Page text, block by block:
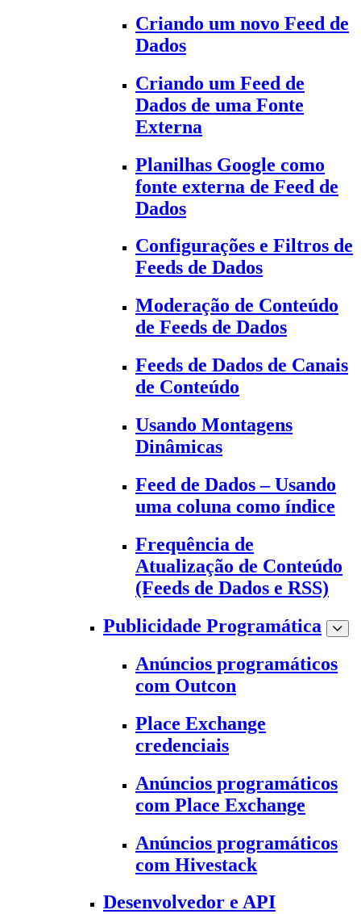
Criando um novo Feed de
Dados
Criando um Feed de
Dados de uma Fonte
Externa
Planilhas Google como
fonte externa de Feed de
Dados
Configurações e Filtros de
Feeds de Dados
Moderação de Conteúdo
de Feeds de Dados
Feeds de Dados de Canais
de Conteúdo
Usando Montagens
Dinâmicas
Feed de Dados – Usando
uma coluna como índice
Frequência de
Atualização de Conteúdo
(Feeds de Dados e RSS)
Publicidade Programática
Anúncios programáticos
com Outcon
Place Exchange
credenciais
Anúncios programáticos
com Place Exchange
Anúncios programáticos
com Hivestack
Desenvolvedor e API